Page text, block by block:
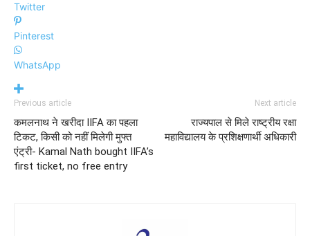
Twitter
Pinterest
WhatsApp
Previous article
कमलनाथ ने खरीदा IIFA का पहला
टिकट, किसी को नहीं मिलेगी मुफ्त
एंट्री- Kamal Nath bought IIFA’s
first ticket, no free entry
Next article
राज्यपाल से मिले राष्ट्रीय रक्षा
महाविद्यालय के प्रशिक्षणार्थी अधिकारी